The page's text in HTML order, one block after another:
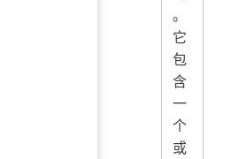
。
它
包
含
一
个
或